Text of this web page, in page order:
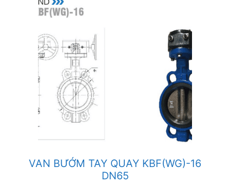
VAN BƯỚM TAY QUAY KBF(WG)-16
DN65